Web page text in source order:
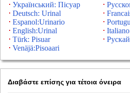
Український: Пісуар
Deutsch: Urinal
Espanol:Urinario
English:Urinal
Türk: Pisuar
Venäjä:Pisoaari
Διαβάστε επίσης για τέτοια όνειρα